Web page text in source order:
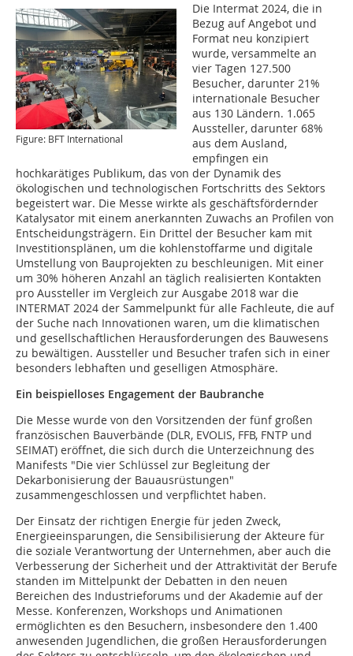
Figure: BFT International
Die Intermat 2024, die in
Bezug auf Angebot und
Format neu konzipiert
wurde, versammelte an
vier Tagen 127.500
Besucher, darunter 21%
internationale Besucher
aus 130 Ländern. 1.065
Aussteller, darunter 68%
aus dem Ausland,
empfingen ein
hochkarätiges Publikum, das von der Dynamik des
ökologischen und technologischen Fortschritts des Sektors
begeistert war. Die Messe wirkte als geschäftsfördernder
Katalysator mit einem anerkannten Zuwachs an Profilen von
Entscheidungsträgern. Ein Drittel der Besucher kam mit
Investitionsplänen, um die kohlenstoffarme und digitale
Umstellung von Bauprojekten zu beschleunigen. Mit einer
um 30% höheren Anzahl an täglich realisierten Kontakten
pro Aussteller im Vergleich zur Ausgabe 2018 war die
INTERMAT 2024 der Sammelpunkt für alle Fachleute, die auf
der Suche nach Innovationen waren, um die klimatischen
und gesellschaftlichen Herausforderungen des Bauwesens
zu bewältigen. Aussteller und Besucher trafen sich in einer
besonders lebhaften und geselligen Atmosphäre.
Ein beispielloses Engagement der Baubranche
Die Messe wurde von den Vorsitzenden der fünf großen
französischen Bauverbände (DLR, EVOLIS, FFB, FNTP und
SEIMAT) eröffnet, die sich durch die Unterzeichnung des
Manifests "Die vier Schlüssel zur Begleitung der
Dekarbonisierung der Bauausrüstungen"
zusammengeschlossen und verpflichtet haben.
Der Einsatz der richtigen Energie für jeden Zweck,
Energieeinsparungen, die Sensibilisierung der Akteure für
die soziale Verantwortung der Unternehmen, aber auch die
Verbesserung der Sicherheit und der Attraktivität der Berufe
standen im Mittelpunkt der Debatten in den neuen
Bereichen des Industrieforums und der Akademie auf der
Messe. Konferenzen, Workshops und Animationen
ermöglichten es den Besuchern, insbesondere den 1.400
anwesenden Jugendlichen, die großen Herausforderungen